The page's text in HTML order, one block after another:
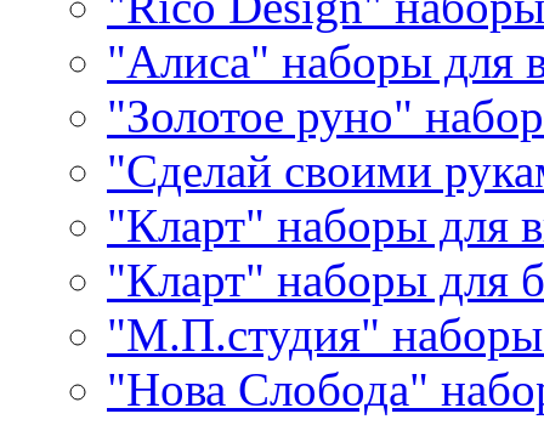
"Алиса" наборы для
"Золотое руно"
"Сделай своими
"Кларт" наборы для
"Кларт" наборы для
"М.П.студия"
"Нова Слобода"